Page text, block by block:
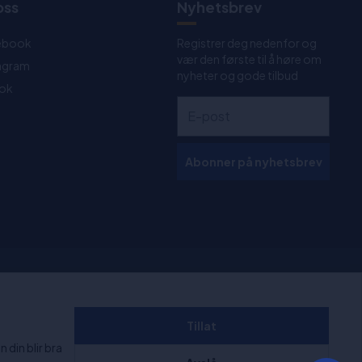
Nyhetsbrev
Registrer deg nedenfor og
vær den første til å høre om
nyheter og gode tilbud
din blir bra